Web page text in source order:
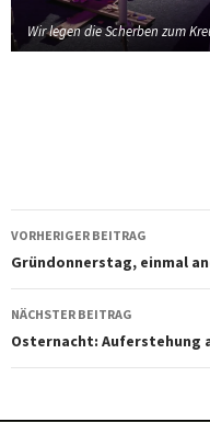
Wir legen die Scherben zum
VORHERIGER BEITRAG
Gründonnerstag, einmal
NÄCHSTER BEITRAG
Osternacht: Auferstehung